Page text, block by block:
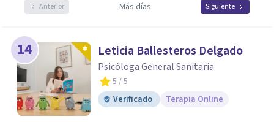
Anterior Más días Siguiente
14 Leticia Ballesteros Delgado
Psicóloga General Sanitaria
5 / 5
Verificado
Terapia Online